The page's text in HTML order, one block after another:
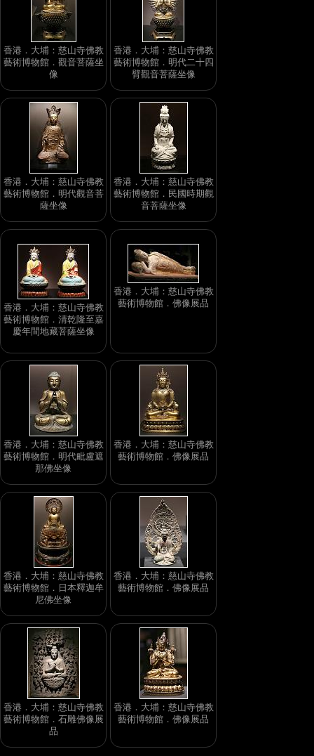
香港．大埔：慈山寺佛教
藝術博物館．觀音菩薩坐
像
香港．大埔：慈山寺佛教
藝術博物館．明代二十四
臂觀音菩薩坐像
香港．大埔：慈山寺佛教
藝術博物館．明代觀音菩
薩坐像
香港．大埔：慈山寺佛教
藝術博物館．民國時期觀
音菩薩坐像
香港．大埔：慈山寺佛教
藝術博物館．清乾隆至嘉
慶年間地藏菩薩坐像
香港．大埔：慈山寺佛教
藝術博物館．佛像展品
香港．大埔：慈山寺佛教
藝術博物館．明代毗盧遮
那佛坐像
香港．大埔：慈山寺佛教
藝術博物館．佛像展品
香港．大埔：慈山寺佛教
藝術博物館．日本釋迦牟
尼佛坐像
香港．大埔：慈山寺佛教
藝術博物館．佛像展品
香港．大埔：慈山寺佛教
藝術博物館．石雕佛像展
品
香港．大埔：慈山寺佛教
藝術博物館．佛像展品